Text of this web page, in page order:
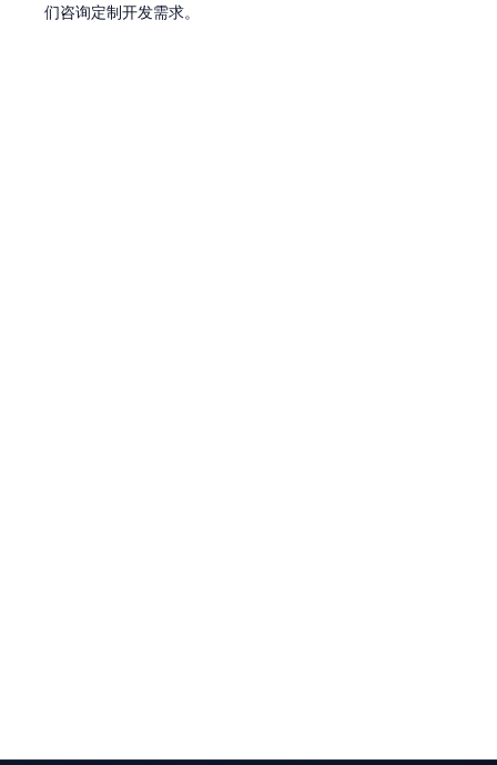
们咨询定制开发需求。